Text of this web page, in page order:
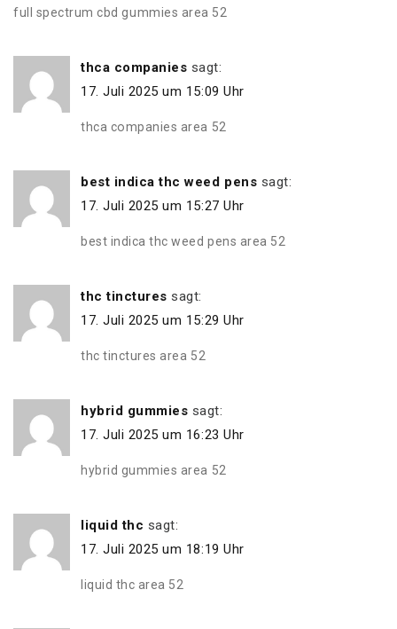
full spectrum cbd gummies area 52
thca companies sagt:
17. Juli 2025 um 15:09 Uhr
thca companies area 52
best indica thc weed pens sagt:
17. Juli 2025 um 15:27 Uhr
best indica thc weed pens area 52
thc tinctures sagt:
17. Juli 2025 um 15:29 Uhr
thc tinctures area 52
hybrid gummies sagt:
17. Juli 2025 um 16:23 Uhr
hybrid gummies area 52
liquid thc sagt:
17. Juli 2025 um 18:19 Uhr
liquid thc area 52